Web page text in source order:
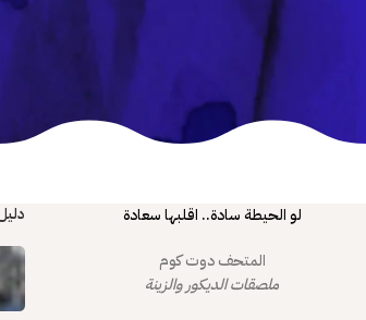
لو الحيطة سادة.. اقلبها سعادة
المتحف دوت كوم
ملصقات الديكور والزينة